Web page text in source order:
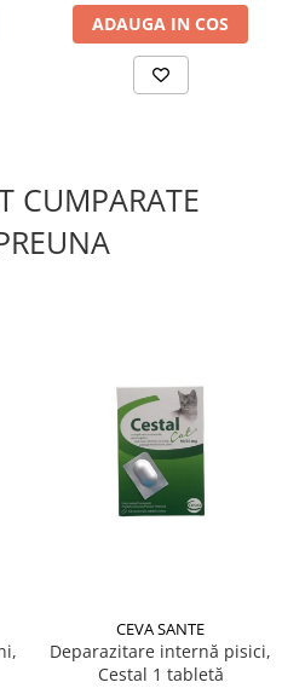
ADAUGA IN COS
CUMPARATE
CEVA SANTE
Deparazitare internă pisici,
Cestal 1 tabletă